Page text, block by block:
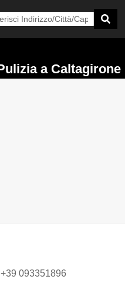
a Caltagirone
+39 093351896